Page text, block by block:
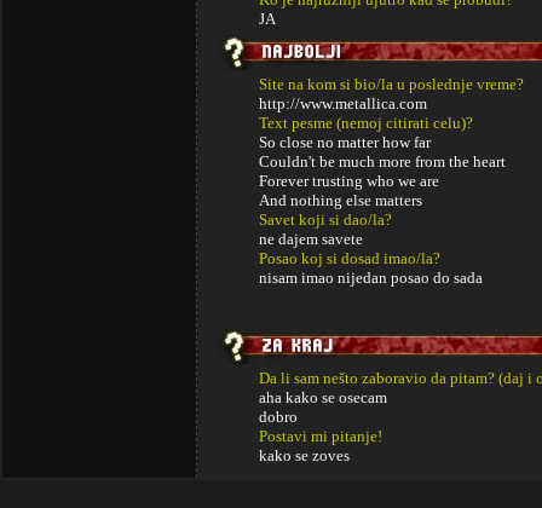
JA
Site na kom si bio/la u poslednje vreme?
http://www.metallica.com
Text pesme (nemoj citirati celu)?
So close no matter how far
Couldn't be much more from the heart
Forever trusting who we are
And nothing else matters
Savet koji si dao/la?
ne dajem savete
Posao koj si dosad imao/la?
nisam imao nijedan posao do sada
Da li sam nešto zaboravio da pitam? (daj i
aha kako se osecam
dobro
Postavi mi pitanje!
kako se zoves